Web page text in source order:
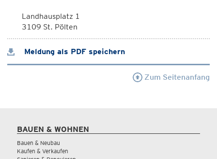
Landhausplatz 1
3109 St. Pölten
Meldung als PDF speichern
Zum Seitenanfang
BAUEN & WOHNEN
Bauen & Neubau
Kaufen & Verkaufen